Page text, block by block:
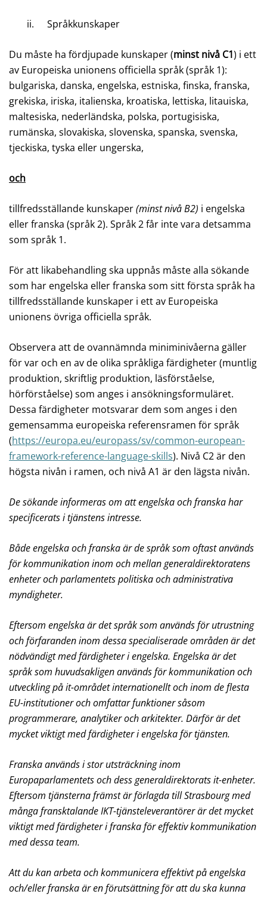
ii. Språkkunskaper
Du måste ha fördjupade kunskaper (minst nivå C1) i ett
av Europeiska unionens officiella språk (språk 1):
bulgariska, danska, engelska, estniska, finska, franska,
grekiska, iriska, italienska, kroatiska, lettiska, litauiska,
maltesiska, nederländska, polska, portugisiska,
rumänska, slovakiska, slovenska, spanska, svenska,
tjeckiska, tyska eller ungerska,
och
tillfredsställande kunskaper(minst nivå B2) i engelska
eller franska (språk 2). Språk 2 får inte vara detsamma
som språk 1.
För att likabehandling ska uppnås måste alla sökande
som har engelska eller franska som sitt första språk ha
tillfredsställande kunskaper i ett av Europeiska
unionens övriga officiella språk.
Observera att de ovannämnda miniminivåerna gäller
för var och en av de olika språkliga färdigheter (muntlig
produktion, skriftlig produktion, läsförståelse,
hörförståelse) som anges i ansökningsformuläret.
Dessa färdigheter motsvarar dem som anges i den
gemensamma europeiska referensramen för språk
(https://europa.eu/europass/sv/common-european-
framework-reference-language-skills). Nivå C2 är den
högsta nivån i ramen, och nivå A1 är den lägsta nivån.
De sökande informeras om att engelska och franska har
specificerats i tjänstens intresse.
Både engelska och franska är de språk som oftast används
för kommunikation inom och mellan generaldirektoratens
enheter och parlamentets politiska och administrativa
myndigheter.
Eftersom engelska är det språk som används för utrustning
och förfaranden inom dessa specialiserade områden är det
nödvändigt med färdigheter i engelska. Engelska är det
språk som huvudsakligen används för kommunikation och
utveckling på it-området internationellt och inom de flesta
EU-institutioner och omfattar funktioner såsom
programmerare, analytiker och arkitekter. Därför är det
mycket viktigt med färdigheter i engelska för tjänsten.
Franska används i stor utsträckning inom
Europaparlamentets och dess generaldirektorats it-enheter.
Eftersom tjänsterna främst är förlagda till Strasbourg med
många fransktalande IKT-tjänsteleverantörer är det mycket
viktigt med färdigheter i franska för effektiv kommunikation
med dessa team.
Att du kan arbeta och kommunicera effektivt på engelska
och/eller franska är en förutsättning för att du ska kunna